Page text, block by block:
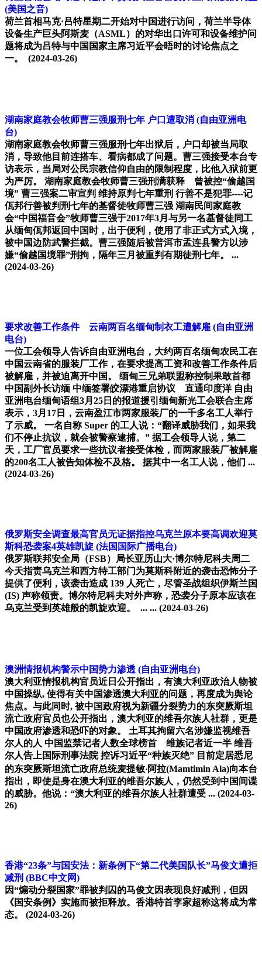
(美国之音)
荷兰首相马克·吕特星期二开始对中国进行访问，荷兰半导体
设备生产巨头阿斯麦（ASML）的对华出口许可和设备维护问
题将成为吕特与中国国家主席习近平会晤时的讨论焦点之
一。
(2024-03-26)
湖南家庭教会牧师曹三强服刑七年 户口遭取消 (自由亚洲电
台)
湖南家庭教会牧师曹三强服刑七年出狱后，户口却被当局取
消，导致他目前连搭车、看病都成了问题。曹三强接受本台专
访表示，当局对公民宗教信仰自由的限制程度，比他入狱前更
为严厉。 湖南家庭教会牧师曹三强刑满获释 曾被控“偷越国
境” 曹三强案二审宣判 维持原判七年重刑 行善不是犯罪----记
佤邦行善被判刑七年的基督徒牧师曹三强 湖南民间家庭教
会“中国福音会”牧师曹三强于2017年3月与另一名基督徒同工
从缅甸佤邦返回中国时，出于便利，使用了非正式方式入境，
被中国边防武警拦截。曹三强随后被普洱市孟连县警方以涉
嫌“偷越国境罪”刑拘，隔年三月被重判有期徒刑七年。 ...
(2024-03-26)
要求改善工作条件 云南两百名缅甸制衣工遭解雇 (自由亚洲
电台)
一位工会领导人告诉自由亚洲电台，大约两百名缅甸农民工在
中国云南省的服装厂工作，在要求提高工资和改善工作条件后
被解雇，并被迫离开中国。 缅甸三兄弟联盟称控制果敢首都
中国副外长访缅 中缅签署皎漂港重启协议 直通印度洋 自由
亚洲电台缅甸语组3月25日的报道援引缅甸新光工会联合主席
表示，3月17日，云南盈江市两家服装厂的一千多名工人举行
了示威。 一名自称 Super 的工人说：“翻译威胁我们，如果我
们不停止抗议，就会被警察逮捕。” 据工会领导人说，第二
天，工厂官员要求一些抗议者接受体检，而两家服装厂被解雇
的200名工人被告知体检不及格。 据其中一名工人说，他们 ...
(2024-03-26)
俄罗斯安全调查最高官员无证据指控乌克兰原本要高调欢迎莫
斯科恐袭案4英雄凯旋 (法国国际广播电台)
俄罗斯联邦安全局（FSB）局长亚历山大·博尔特尼科夫周二
今天指责乌克兰和西方特工部门为莫斯科附近的袭击恐怖分子
提供了便利，该袭击造成 139 人死亡，尽管圣战组织伊斯兰国
(IS) 声称领责。博尔特尼科夫对外声称，恐袭分子原本应该在
乌克兰受到英雄般的凯旋欢迎。 ... ... (2024-03-26)
澳洲情报机构警示中国势力渗透 (自由亚洲电台)
澳大利亚情报机构官员近日公开指出，有澳大利亚政治人物被
中国操纵, 使得有关中国渗透澳大利亚的问题，再度成为舆论
焦点。与此同时, 被中国政府视为新疆分裂势力的东突厥斯坦
流亡政府官员也公开指出，澳大利亚的维吾尔族人社群，更是
中国政府渗透和恐吓的对象。 土耳其拘留六名涉嫌监视维吾
尔人的人 中国监禁记者人数全球榜首 维族记者近一半 维吾
尔人告上国际刑事法院 控诉习近平“种族灭绝” 目前定居悉尼
的东突厥斯坦流亡政府总统麦提敏‧阿拉(Mamtimin Ala)向本台
指出，即使是身在澳大利亚的维吾尔族人，仍然受到中国间谍
的威胁。他说：“澳大利亚的维吾尔族人社群遭受 ... (2024-03-
26)
香港“23条”与国安法：新条例下“第二代美国队长”马俊文遭拒
减刑 (BBC中文网)
因“煽动分裂国家”罪被判囚的马俊文因表现良好减刑，但因
《国安条例》实施而被拒释放。香港特首李家超称这将成为常
态。
(2024-03-26)